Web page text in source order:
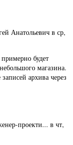
Анатольевич в ср,
будет
магазина.
архива через
проекти... в чт,